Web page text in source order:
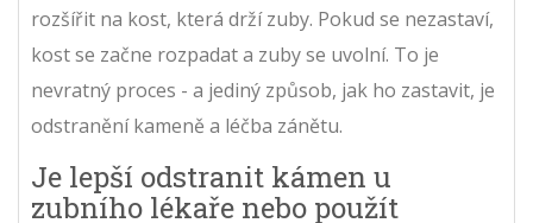
rozšířit na kost, která drží zuby. Pokud se nezastaví,
kost se začne rozpadat a zuby se uvolní. To je
nevratný proces - a jediný způsob, jak ho zastavit, je
odstranění kameně a léčba zánětu.
Je lepší odstranit kámen u
zubního lékaře nebo použít